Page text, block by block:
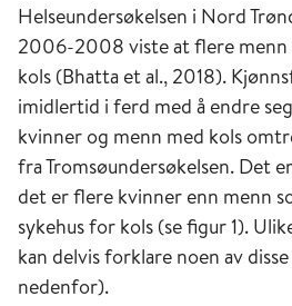
Helseundersøkelsen i Nord
2006-2008 viste at flere menn
kols (Bhatta et al., 2018).
imidlertid i ferd med å endre
kvinner og menn med kols
fra Tromsøundersøkelsen. Det
det er flere kvinner enn menn
sykehus for kols (se figur 1).
kan delvis forklare noen av
nedenfor).